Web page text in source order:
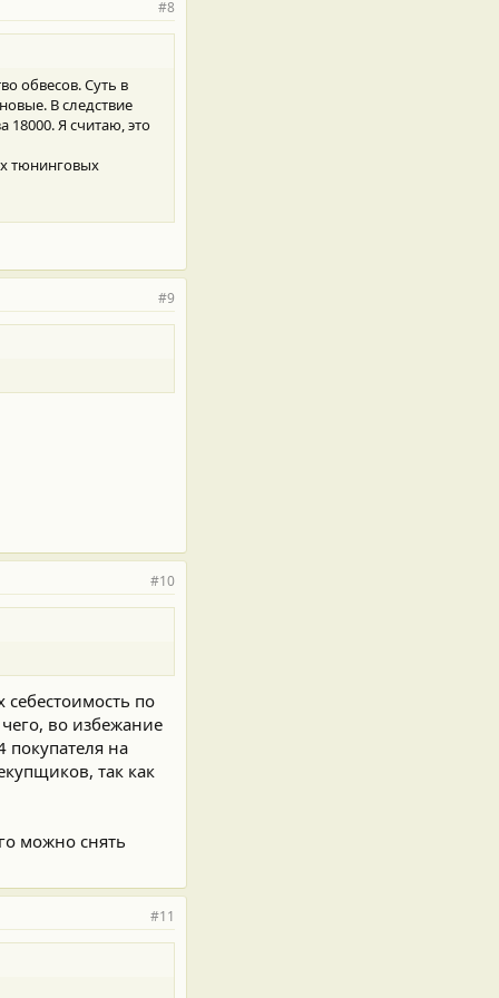
#8
обвесов. Суть в
В следствие
18000. Я считаю, это
тюнинговых
#9
#10
по
во избежание
покупателя на
так как
можно снять
#11